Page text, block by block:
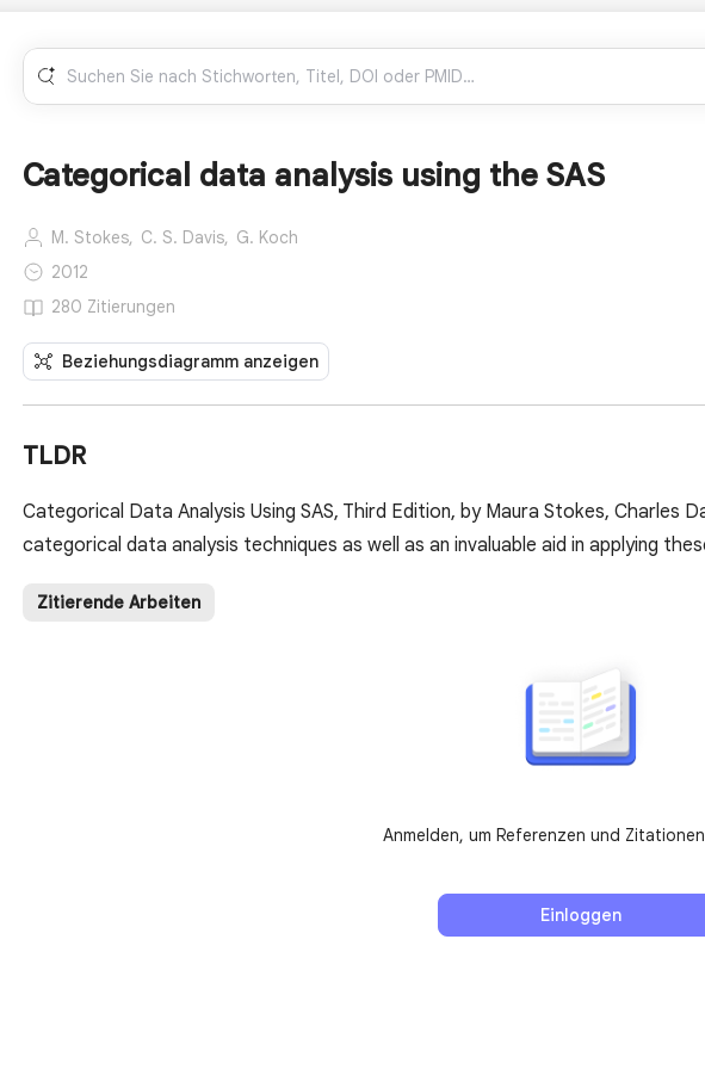
Categorical data analysis using the SAS
M. Stokes, C. S. Davis, G. Koch
2012
280 Zitierungen
Beziehungsdiagramm anzeigen
TLDR
Categorical Data Analysis Using SAS, Third Edition, by Maura Stokes, Charles
categorical data analysis techniques as well as an invaluable aid in applying
Zitierende Arbeiten
Anmelden, um Referenzen und
Einloggen